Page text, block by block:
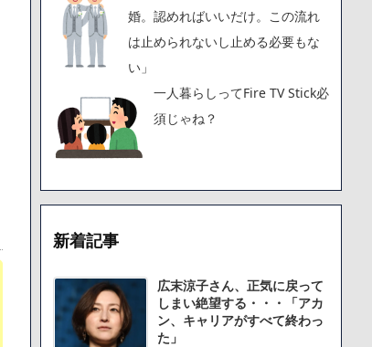
婚。認めればいいだけ。この流れ
は止められないし止める必要もな
い」
一人暮らしってFire TV Stick必
須じゃね？
新着記事
広末涼子さん、正気に戻って
しまい絶望する・・・「アカ
ン、キャリアがすべて終わっ
た」